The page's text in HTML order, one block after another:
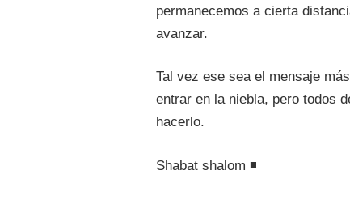
permanecemos a cierta
avanzar.
Tal vez ese sea el mensaje
entrar en la niebla, pero todos
hacerlo.
Shabat shalom ◾